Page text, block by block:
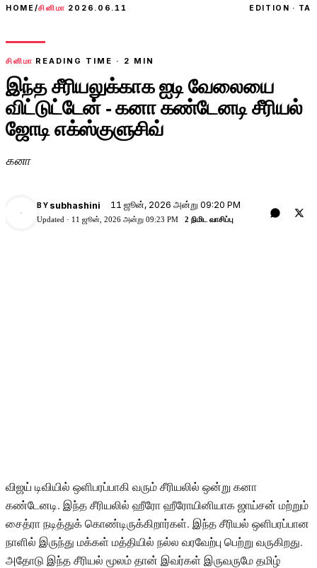
HOME/சினிமா 2026.06.11 EDITION · TA
சினிமா READING TIME · 2 MIN
இந்த சீரியலுக்காக ஐடி வேலையை
விட்டுட்டேன் - கனா கண்டேனடி சீரியல்
ஜோடி எக்ஸ்குளுசிவ்
கனா
BY subhashini 11 ஜூன், 2026 அன்று 09:20 PM
Updated · 11 ஜூன், 2026 அன்று 09:23 PM 2 நிமிட வாசிப்பு
விஜய் டிவியில் ஒளிபரப்பாகி வரும் சீரியலில் ஒன்று கனா
கண்டேனடி. இந்த சீரியலில் ஹீரோ ஹீரோயினியாக ஜாய்சன் மற்றும்
சைத்ரா நடித்துக் கொண்டிருக்கிறார்கள். இந்த சீரியல் ஒளிபரப்பான
நாளில் இருந்து மக்கள் மத்தியில் நல்ல வரவேற்பு பெற்று வருகிறது.
அதோடு இந்த சீரியல் மூலம் தான் இவர்கள் இருவருமே தமிழ்